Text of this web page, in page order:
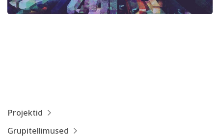
Projektid
Grupitellimused